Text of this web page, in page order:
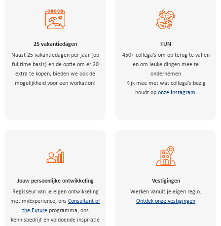
25 vakantiedagen
Naast 25 vakantiedagen per jaar (op
fulltime basis) en de optie om er 20
extra te kopen, bieden we ook de
mogelijkheid voor een workation!
FUN
450+ collega’s om op terug te vallen
en om leuke dingen mee te
ondernemen
Kijk mee met wat collega’s bezig
houdt op onze Instagram.
Jouw persoonlijke ontwikkeling
Regisseur van je eigen ontwikkeling
met myExperience, ons Consultant of
the Futureprogramma, ons
kennisbedrijf en voldoende inspiratie
Vestigingen
Werken vanuit je eigen regio.
Ontdek onze vestigingen